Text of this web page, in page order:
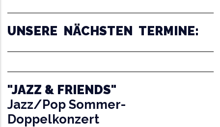
UNSERE NÄCHSTEN TERMINE:
"JAZZ & FRIENDS"
Jazz/Pop Sommer-
Doppelkonzert